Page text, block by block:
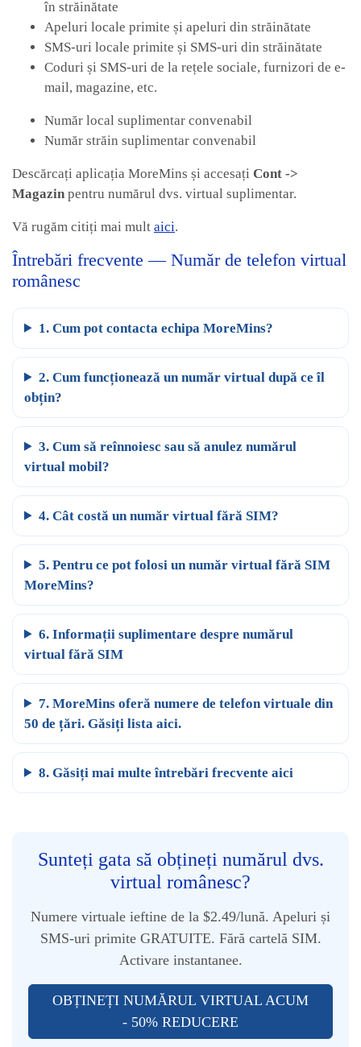
în străinătate
Apeluri locale primite și apeluri din străinătate
SMS-uri locale primite și SMS-uri din străinătate
Coduri și SMS-uri de la rețele sociale, furnizori de e-
mail, magazine, etc.
Număr local suplimentar convenabil
Număr străin suplimentar convenabil
Descărcați aplicația MoreMins și accesați Cont ->
Magazin pentru numărul dvs. virtual suplimentar.
Vă rugăm citiți mai mult aici.
Întrebări frecvente — Număr de telefon virtual
românesc
1. Cum pot contacta echipa MoreMins?
2. Cum funcționează un număr virtual după ce îl
obțin?
3. Cum să reînnoiesc sau să anulez numărul
virtual mobil?
4. Cât costă un număr virtual fără SIM?
5. Pentru ce pot folosi un număr virtual fără SIM
MoreMins?
6. Informații suplimentare despre numărul
virtual fără SIM
7. MoreMins oferă numere de telefon virtuale din
50 de țări. Găsiți lista aici.
8. Găsiți mai multe întrebări frecvente aici
Sunteți gata să obțineți numărul dvs.
virtual românesc?
Numere virtuale ieftine de la $2.49/lună. Apeluri și
SMS-uri primite GRATUITE. Fără cartelă SIM.
Activare instantanee.
OBȚINEȚI NUMĂRUL VIRTUAL ACUM
- 50% REDUCERE